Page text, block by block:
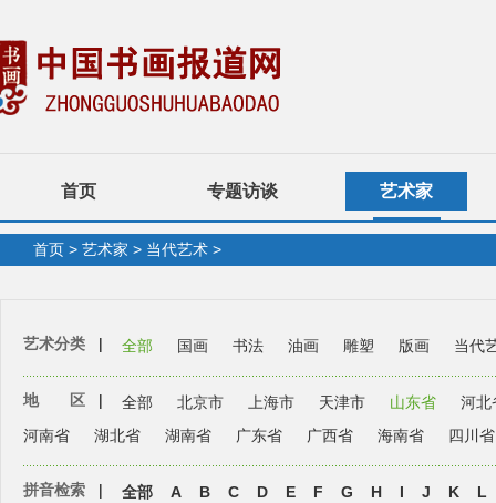
首页 专题访谈 艺术家
首页 > 艺术家 > 当代艺术 >
艺术分类 | 全部 国画 书法 油画 雕塑 版画 当代
地 区 | 全部 北京市 上海市 天津市 山东省
河北
河南省
湖北省 湖南省 广东省 广西省 海南省 四川省
拼音检索 | 全部 A B C D E F G H I J K L